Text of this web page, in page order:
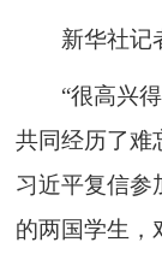
新华社记
“很高兴
共同经历了难
习近平复信参
的两国学生，